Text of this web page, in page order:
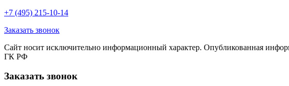
+7 (495) 215-10-14
Заказать звонок
Сайт носит исключительно информационный характер. Опубликованная
ГК РФ
Заказать звонок